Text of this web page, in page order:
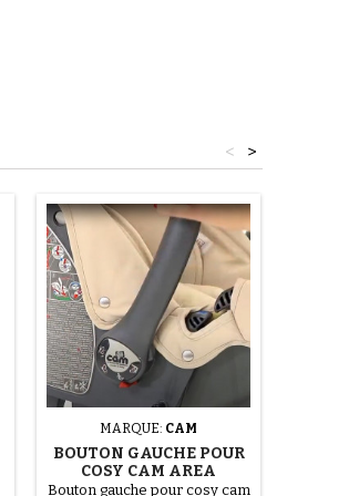
>
<
MARQUE: CAM
BOUTON GAUCHE POUR
COSY CAM AREA
Bouton gauche pour cosy cam